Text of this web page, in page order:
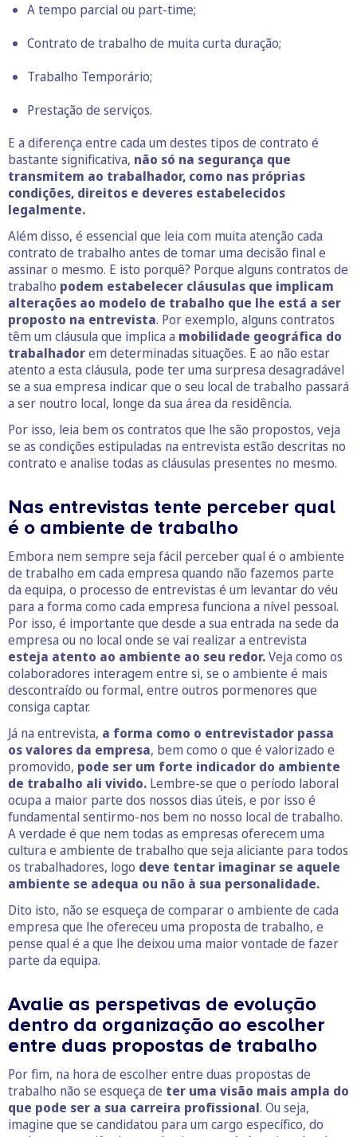
A tempo parcial ou part-time;
Contrato de trabalho de muita curta duração;
Trabalho Temporário;
Prestação de serviços.
E a diferença entre cada um destes tipos de contrato é
bastante significativa, não só na segurança que
transmitem ao trabalhador, como nas próprias
condições, direitos e deveres estabelecidos
legalmente.
Além disso, é essencial que leia com muita atenção cada
contrato de trabalho antes de tomar uma decisão final e
assinar o mesmo. E isto porquê? Porque alguns contratos de
trabalho podem estabelecer cláusulas que implicam
alterações ao modelo de trabalho que lhe está a ser
proposto na entrevista. Por exemplo, alguns contratos
têm um cláusula que implica a mobilidade geográfica do
trabalhadorem determinadas situações. E ao não estar
atento a esta cláusula, pode ter uma surpresa desagradável
se a sua empresa indicar que o seu local de trabalho passará
a ser noutro local, longe da sua área da residência.
Por isso, leia bem os contratos que lhe são propostos, veja
se as condições estipuladas na entrevista estão descritas no
contrato e analise todas as cláusulas presentes no mesmo.
Nas entrevistas tente perceber qual
é o ambiente de trabalho
Embora nem sempre seja fácil perceber qual é o ambiente
de trabalho em cada empresa quando não fazemos parte
da equipa, o processo de entrevistas é um levantar do véu
para a forma como cada empresa funciona a nível pessoal.
Por isso, é importante que desde a sua entrada na sede da
empresa ou no local onde se vai realizar a entrevista
esteja atento ao ambiente ao seu redor.Veja como os
colaboradores interagem entre si, se o ambiente é mais
descontraído ou formal, entre outros pormenores que
consiga captar.
Já na entrevista, a forma como o entrevistador passa
os valores da empresa, bem como o que é valorizado e
promovido, pode ser um forte indicador do ambiente
de trabalho ali vivido. Lembre-se que o período laboral
ocupa a maior parte dos nossos dias úteis, e por isso é
fundamental sentirmo-nos bem no nosso local de trabalho.
A verdade é que nem todas as empresas oferecem uma
cultura e ambiente de trabalho que seja aliciante para todos
os trabalhadores, logo deve tentar imaginar se aquele
ambiente se adequa ou não à sua personalidade.
Dito isto, não se esqueça de comparar o ambiente de cada
empresa que lhe ofereceu uma proposta de trabalho, e
pense qual é a que lhe deixou uma maior vontade de fazer
parte da equipa.
Avalie as perspetivas de evolução
dentro da organização ao escolher
entre duas propostas de trabalho
Por fim, na hora de escolher entre duas propostas de
trabalho não se esqueça de ter uma visão mais ampla do
que pode ser a sua carreira profissional. Ou seja,
imagine que se candidatou para um cargo específico, do